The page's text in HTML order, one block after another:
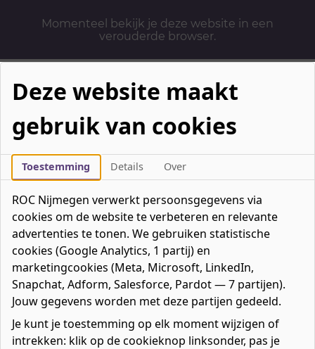
Momenteel bekijk je deze website in een
verouderde browser.
Mbo-opleidingen
Werken & Leren
Mavo / havo / vwo
Contact
Over ons
Bedrijven
Favorieten0favorieten
Mijn ROC
Zoeken
Deze website maakt
gebruik van cookies
Toestemming Details Over
ROC Nijmegen verwerkt persoonsgegevens via
cookies om de website te verbeteren en relevante
advertenties te tonen. We gebruiken statistische
cookies (Google Analytics, 1 partij) en
marketingcookies (Meta, Microsoft, LinkedIn,
Snapchat, Adform, Salesforce, Pardot — 7 partijen).
Jouw gegevens worden met deze partijen gedeeld.
Je kunt je toestemming op elk moment wijzigen of
intrekken: klik op de cookieknop linksonder, pas je